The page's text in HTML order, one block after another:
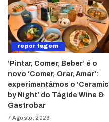
reportagem
‘Pintar, Comer, Beber’ é o
novo ‘Comer, Orar, Amar’:
experimentámos o ‘Ceramic
by Night’ do Tágide Wine &
Gastrobar
7 Agosto, 2026